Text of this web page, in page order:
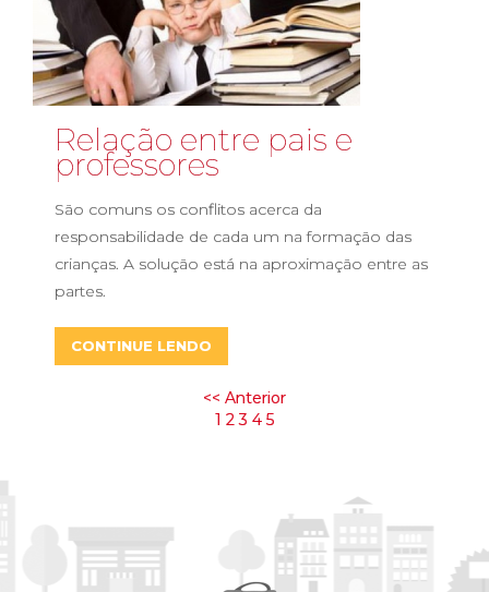
Relação entre pais e
professores
São comuns os conflitos acerca da
responsabilidade de cada um na formação das
crianças. A solução está na aproximação entre as
partes.
CONTINUE LENDO
<< Anterior
1 2 3 4 5